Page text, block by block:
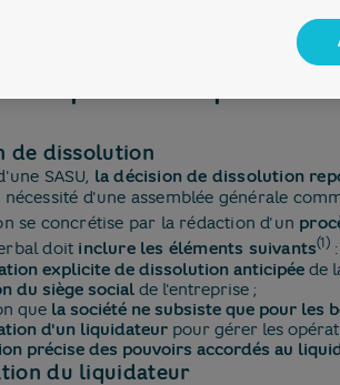
: prononcée par un tribunal,
d'un créancier pour justes motifs.
de la procédure pour
de dissolution
SASU, la décision de dissolution
nécessité d'une assemblée générale
se concrétise par la rédaction d'un
doit inclure les éléments suivants(1):
explicite de dissolution anticipée de
du siège social de l'entreprise ;
que la société ne subsiste que pour les
d'un liquidateur pour gérer les
précise des pouvoirs accordés au
du liquidateur